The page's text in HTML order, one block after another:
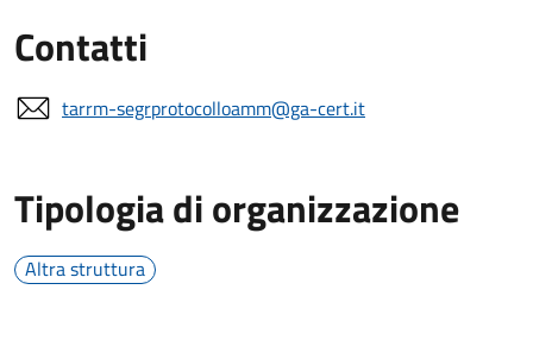
Contatti
tarrm-segrprotocolloamm@ga-cert.it
Tipologia di organizzazione
Altra struttura